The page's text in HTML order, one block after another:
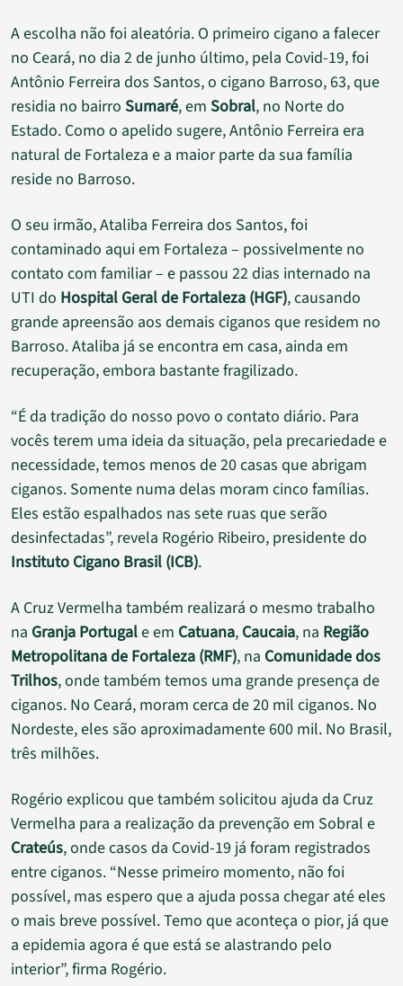
A escolha não foi aleatória. O primeiro cigano a falecer
no Ceará, no dia 2 de junho último, pela Covid-19, foi
Antônio Ferreira dos Santos, o cigano Barroso, 63, que
residia no bairro Sumaré, em Sobral, no Norte do
Estado. Como o apelido sugere, Antônio Ferreira era
natural de Fortaleza e a maior parte da sua família
reside no Barroso.
O seu irmão, Ataliba Ferreira dos Santos, foi
contaminado aqui em Fortaleza – possivelmente no
contato com familiar – e passou 22 dias internado na
UTI do Hospital Geral de Fortaleza (HGF), causando
grande apreensão aos demais ciganos que residem no
Barroso. Ataliba já se encontra em casa, ainda em
recuperação, embora bastante fragilizado.
“É da tradição do nosso povo o contato diário. Para
vocês terem uma ideia da situação, pela precariedade e
necessidade, temos menos de 20 casas que abrigam
ciganos. Somente numa delas moram cinco famílias.
Eles estão espalhados nas sete ruas que serão
desinfectadas”, revela Rogério Ribeiro, presidente do
Instituto Cigano Brasil (ICB).
A Cruz Vermelha também realizará o mesmo trabalho
na Granja Portugale em Catuana, Caucaia, na Região
Metropolitana de Fortaleza (RMF), na Comunidade dos
Trilhos, onde também temos uma grande presença de
ciganos. No Ceará, moram cerca de 20 mil ciganos. No
Nordeste, eles são aproximadamente 600 mil. No Brasil,
três milhões.
Rogério explicou que também solicitou ajuda da Cruz
Vermelha para a realização da prevenção em Sobral e
Crateús, onde casos da Covid-19 já foram registrados
entre ciganos. “Nesse primeiro momento, não foi
possível, mas espero que a ajuda possa chegar até eles
o mais breve possível. Temo que aconteça o pior, já que
a epidemia agora é que está se alastrando pelo
interior”, firma Rogério.